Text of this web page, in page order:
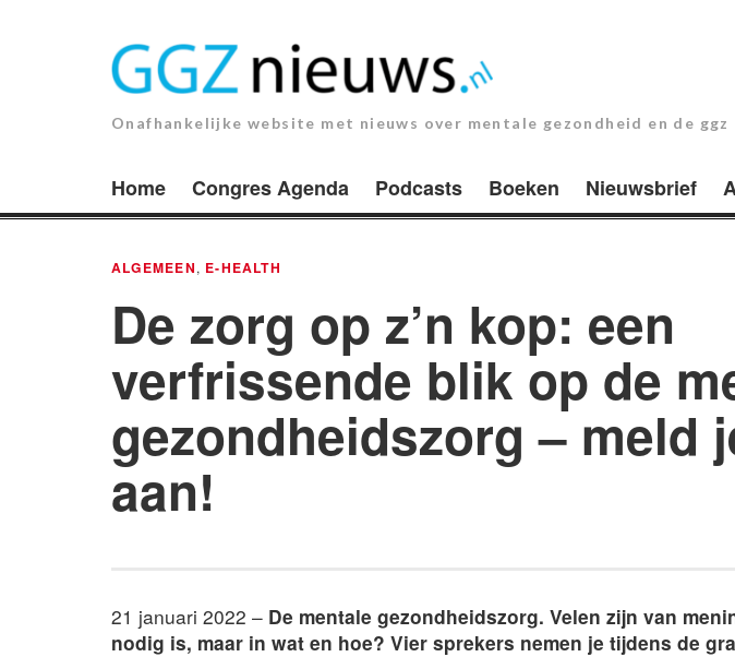
Onafhankelijke website met nieuws over mentale gezondheid en de ggz
Home Congres Agenda Podcasts Boeken Nieuwsbrief
ALGEMEEN, E-HEALTH
De zorg op z’n kop: een
verfrissende blik op de
gezondheidszorg – meld
aan!
21 januari 2022 – De mentale gezondheidszorg. Velen zijn van
nodig is, maar in wat en hoe? Vier sprekers nemen je tijdens de